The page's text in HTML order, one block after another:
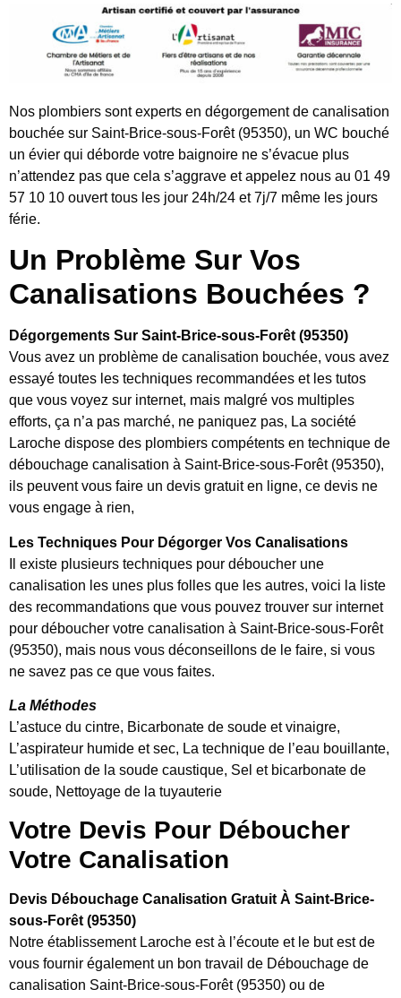
Nos plombiers sont experts en dégorgement de canalisation
bouchée sur Saint-Brice-sous-Forêt (95350), un WC bouché
un évier qui déborde votre baignoire ne s’évacue plus
n’attendez pas que cela s’aggrave et appelez nous au 01 49
57 10 10 ouvert tous les jour 24h/24 et 7j/7 même les jours
férie.
Un Problème Sur Vos
Canalisations Bouchées ?
Dégorgements Sur Saint-Brice-sous-Forêt (95350)
Vous avez un problème de canalisation bouchée, vous avez
essayé toutes les techniques recommandées et les tutos
que vous voyez sur internet, mais malgré vos multiples
efforts, ça n’a pas marché, ne paniquez pas, La société
Laroche dispose des plombiers compétents en technique de
débouchage canalisation à Saint-Brice-sous-Forêt (95350),
ils peuvent vous faire un devis gratuit en ligne, ce devis ne
vous engage à rien,
Les Techniques Pour Dégorger Vos Canalisations
Il existe plusieurs techniques pour déboucher une
canalisation les unes plus folles que les autres, voici la liste
des recommandations que vous pouvez trouver sur internet
pour déboucher votre canalisation à Saint-Brice-sous-Forêt
(95350), mais nous vous déconseillons de le faire, si vous
ne savez pas ce que vous faites.
La Méthodes
L’astuce du cintre, Bicarbonate de soude et vinaigre,
L’aspirateur humide et sec, La technique de l’eau bouillante,
L’utilisation de la soude caustique, Sel et bicarbonate de
soude, Nettoyage de la tuyauterie
Votre Devis Pour Déboucher
Votre Canalisation
Devis Débouchage Canalisation Gratuit À Saint-Brice-
sous-Forêt (95350)
Notre établissement Laroche est à l’écoute et le but est de
vous fournir également un bon travail de Débouchage de
canalisation Saint-Brice-sous-Forêt (95350) ou de